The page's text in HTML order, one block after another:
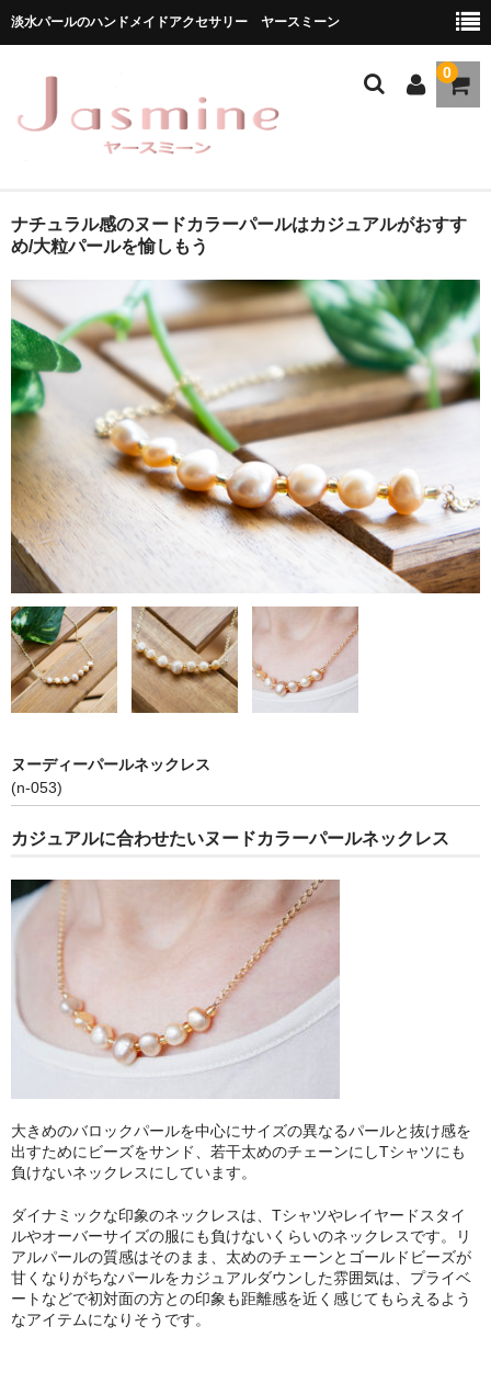
淡水パールのハンドメイドアクセサリー ヤースミーン
0
ホーム
★お勧め商品
ブランドストーリー
メディア掲載
お問い合わせ
ナチュラル感のヌードカラーパールはカジュアルがおすす
め/大粒パールを愉しもう
ヌーディーパールネックレス
(n-053)
カジュアルに合わせたいヌードカラーパールネックレス
大きめのバロックパールを中心にサイズの異なるパールと抜け感を
出すためにビーズをサンド、若干太めのチェーンにしTシャツにも
負けないネックレスにしています。
ダイナミックな印象のネックレスは、Tシャツやレイヤードスタイ
ルやオーバーサイズの服にも負けないくらいのネックレスです。リ
アルパールの質感はそのまま、太めのチェーンとゴールドビーズが
甘くなりがちなパールをカジュアルダウンした雰囲気は、プライベ
ートなどで初対面の方との印象も距離感を近く感じてもらえるよう
なアイテムになりそうです。